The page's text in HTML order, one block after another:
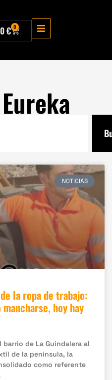
€ 0
NOTICIAS
la ropa de trabajo:
hoy hay
de La Guindalera al
de la península, la
como referente